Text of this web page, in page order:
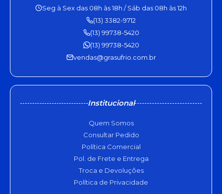
Seg à Sex das 08h às 18h / Sáb das 08h às 12h
(13) 3382-9712
(13) 99738-5420
(13) 99738-5420
vendas@grasufrio.com.br
Institucional
Quem Somos
Consultar Pedido
Política Comercial
Pol. de Frete e Entrega
Troca e Devoluções
Política de Privacidade